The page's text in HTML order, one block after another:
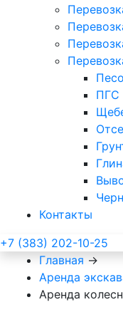
ПГС
Контакты
+7 (383) 202-10-25
Главная →
Аренда
Аренда